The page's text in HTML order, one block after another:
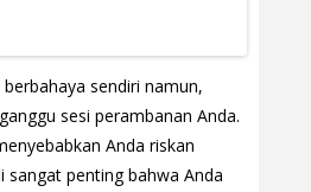
sendiri namun,
sesi perambanan Anda.
Anda riskan
sangat penting bahwa Anda